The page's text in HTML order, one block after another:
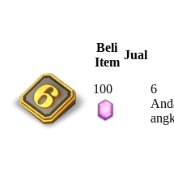
Beli
Item
Jual
100
6